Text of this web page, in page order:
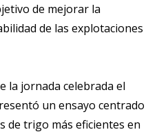
de mejorar la
de las explotaciones
la jornada celebrada el
un ensayo centrado
de trigo más eficientes en